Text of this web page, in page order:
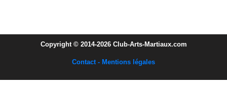
Copyright © 2014-2026 Club-Arts-Martiaux.com
Contact - Mentions légales